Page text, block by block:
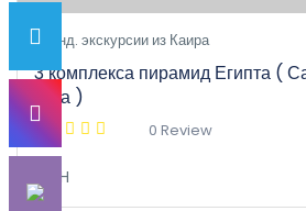
Инд. экскурсии из Каира
3 комплекса пирамид Египта (
Гиза )
0 Review
8H